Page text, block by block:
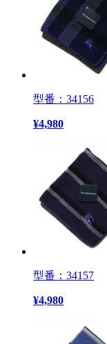
型番：34156
¥4,980
型番：34157
¥4,980